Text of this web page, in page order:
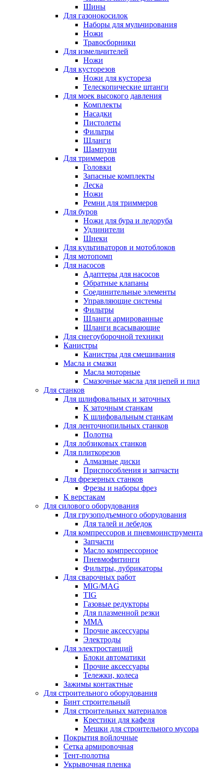
Шины
Для газонокосилок
Наборы для мульчирования
Ножи
Травосборники
Для измельчителей
Ножи
Для кусторезов
Ножи для кустореза
Телескопические штанги
Для моек высокого давления
Комплекты
Насадки
Пистолеты
Фильтры
Шланги
Шампуни
Для триммеров
Головки
Запасные комплекты
Леска
Ножи
Ремни для триммеров
Для буров
Ножи для бура и ледоруба
Удлинители
Шнеки
Для культиваторов и мотоблоков
Для мотопомп
Для насосов
Адаптеры для насосов
Обратные клапаны
Соединительные элементы
Управляющие системы
Фильтры
Шланги армированные
Шланги всасывающие
Для снегоуборочной техники
Канистры
Канистры для смешивания
Масла и смазки
Масла моторные
Смазочные масла для цепей и пил
Для станков
Для шлифовальных и заточных
К заточным станкам
К шлифовальным станкам
Для ленточнопильных станков
Полотна
Для лобзиковых станков
Для плиткорезов
Алмазные диски
Приспособления и запчасти
Для фрезерных станков
Фрезы и наборы фрез
К верстакам
Для силового оборудования
Для грузоподъемного оборудования
Для талей и лебедок
Для компрессоров и пневмоинструмента
Запчасти
Масло компрессорное
Пневмофитинги
Фильтры, лубрикаторы
Для сварочных работ
MIG/MAG
TIG
Газовые редукторы
Для плазменной резки
ММА
Прочие аксессуары
Электроды
Для электростанций
Блоки автоматики
Прочие аксессуары
Тележки, колеса
Зажимы контактные
Для строительного оборудования
Бинт строительный
Для строительных материалов
Крестики для кафеля
Мешки для строительного мусора
Покрытия войлочные
Сетка армировочная
Тент-полотна
Укрывочная пленка